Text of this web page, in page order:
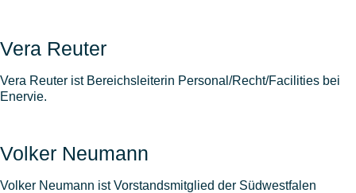
Vera Reuter
Vera Reuter ist Bereichsleiterin Personal/Recht/Facilities bei
Enervie.
Volker Neumann
Volker Neumann ist Vorstandsmitglied der Südwestfalen